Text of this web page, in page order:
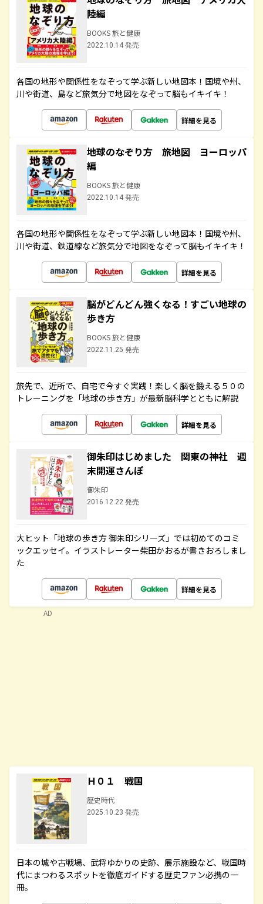
陸編
BOOKS 旅と健康
2022.10.14 発売
各国の地形や関係性をなぞって学ぶ新しい地図本！国境や州、
川や街道、島など旅気分で地図をなぞって脳もイキイキ！
詳細を見る
地球のなぞり方 旅地図 ヨーロッパ
編
BOOKS 旅と健康
2022.10.14 発売
各国の地形や関係性をなぞって学ぶ新しい地図本！国境や州、
川や街道、鉄道線など旅気分で地図をなぞって脳もイキイキ！
詳細を見る
脳がどんどん強くなる！すごい地球の
歩き方
BOOKS 旅と健康
2022.11.25 発売
旅先で、近所で、自宅で今すぐ実践！楽しく脳を鍛える５０の
トレーニングを「地球の歩き方」が最新脳科学とともに解説
詳細を見る
御朱印はじめました 関東の神社 週
末開運さんぽ
御朱印
2016.12.22 発売
大ヒット「地球の歩き方 御朱印シリーズ」では初めてのコミ
ックエッセイ。イラストレーター柴田かおるが書きおろしまし
た
詳細を見る
Ｈ０１ 戦国
歴史時代
2025.10.23 発売
日本の城や古戦場、武将ゆかりの史跡、展示施設など、戦国時
代にまつわるスポットを徹底ガイドする歴史ファン必携の一
冊。
AD